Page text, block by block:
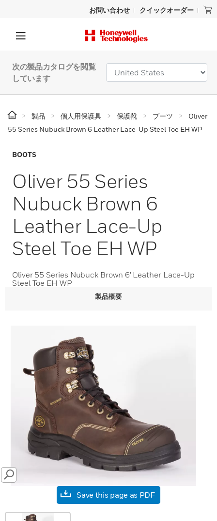
お問い合わせ クイックオーダー
次の製品カタログを閲覧
しています
製品 個人用保護具 保護靴 ブーツ
Oliver
55 Series Nubuck Brown 6 Leather Lace-Up Steel Toe EH WP
BOOTS
Oliver 55 Series
Nubuck Brown 6
Leather Lace-Up
Steel Toe EH WP
Oliver 55 Series Nubuck Brown 6' Leather Lace-Up
Steel Toe EH WP
製品概要
SEARCH
Save this page as PDF